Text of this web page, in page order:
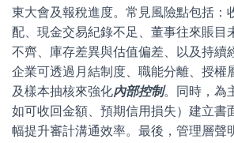
東大會及報稅進度。常見風險點包括：
配、現金交易紀錄不足、董事往來賬目
不齊、庫存差異與估值偏差、以及持續
企業可透過月結制度、職能分離、授權
及樣本抽核來強化內部控制。同時，為
如可收回金額、預期信用損失）建立書
幅提升審計溝通效率。最後，管理層聲